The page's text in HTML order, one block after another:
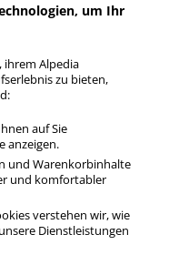
m² >
g/m²
zum günstigen
160 gm² mit unserer
um Ihr
ihrem Alpedia
zu bieten,
auf Sie
anzeigen.
und Warenkorbinhalte
und komfortabler
verstehen wir, wie
Dienstleistungen